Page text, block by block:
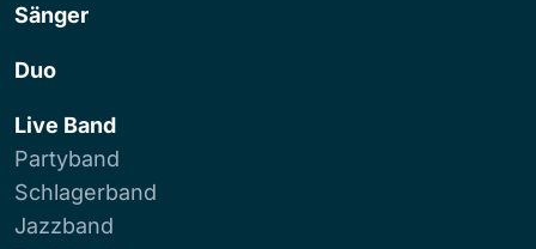
Sänger
Duo
Live Band
Partyband
Schlagerband
Jazzband